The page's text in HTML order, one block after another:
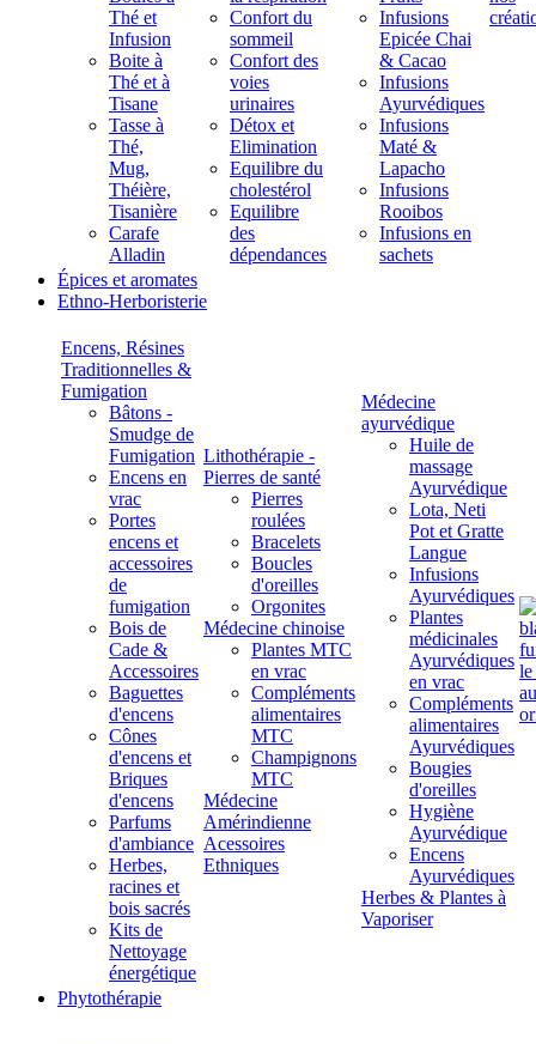
Thé et
Infusion
Boite à
Thé et à
Tisane
Tasse à
Thé,
Mug,
Théière,
Tisanière
Carafe
Alladin
Confort du
sommeil
Confort des
voies
urinaires
Détox et
Elimination
Equilibre du
cholestérol
Equilibre
des
dépendances
Infusions
Epicée Chai
& Cacao
Infusions
Ayurvédiques
Infusions
Maté &
Lapacho
Infusions
Rooibos
Infusions en
sachets
Épices et aromates
Ethno-Herboristerie
Encens, Résines
Traditionnelles &
Fumigation
Bâtons -
Smudge de
Fumigation
Encens en
vrac
Portes
encens et
accessoires
de
fumigation
Bois de
Cade &
Accessoires
Baguettes
d'encens
Cônes
d'encens et
Briques
d'encens
Parfums
d'ambiance
Herbes,
racines et
bois sacrés
Kits de
Nettoyage
énergétique
Lithothérapie -
Pierres de santé
Pierres
roulées
Bracelets
Boucles
d'oreilles
Orgonites
Médecine chinoise
Plantes MTC
en vrac
Compléments
alimentaires
MTC
Champignons
MTC
Médecine
Amérindienne
Acessoires
Ethniques
Médecine
ayurvédique
Huile de
massage
Ayurvédique
Lota, Neti
Pot et Gratte
Langue
Infusions
Ayurvédiques
Plantes
médicinales
Ayurvédiques
en vrac
Compléments
alimentaires
Ayurvédiques
Bougies
d'oreilles
Hygiène
Ayurvédique
Encens
Ayurvédiques
Herbes & Plantes à
Vaporiser
Phytothérapie